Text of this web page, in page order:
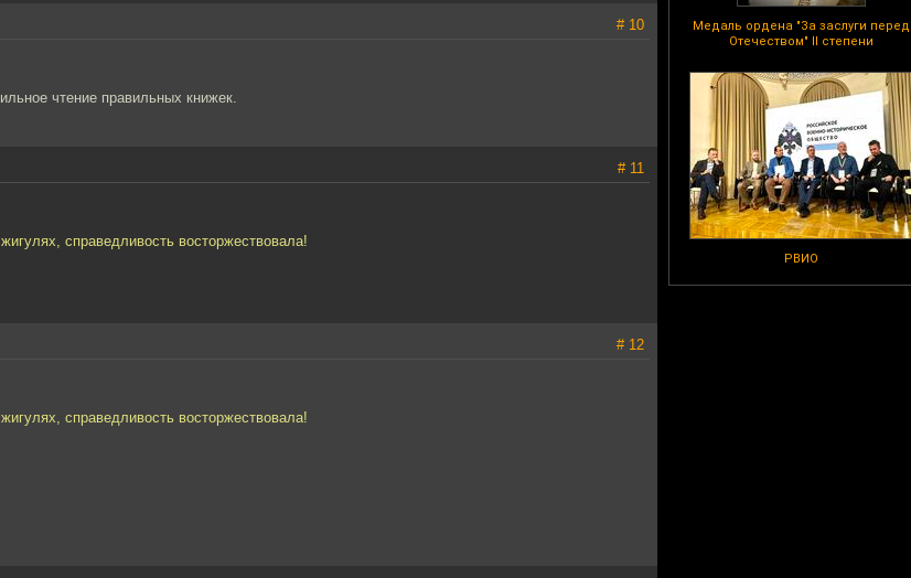
Медаль ордена "За заслуги перед
Отечеством" II степени
РВИО
# 10
чтение правильных книжек.
# 11
справедливость восторжествовала!
# 12
справедливость восторжествовала!